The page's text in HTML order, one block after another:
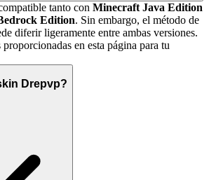
tanto con Minecraft Java Edition
Edition. Sin embargo, el método de
diferir ligeramente entre ambas versiones.
en esta página para tu
Drepvp?